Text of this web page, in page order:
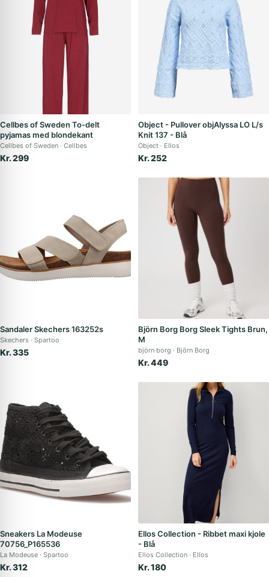
Cellbes of Sweden To-delt
pyjamas med blondekant
Cellbes of Sweden Cellbes
Kr. 299
Object - Pullover objAlyssa LO L/s
Knit 137 - Blå
Object Ellos
Kr. 252
Sandaler Skechers 163252s
Skechers Spartoo
Kr. 335
Björn Borg Borg Sleek Tights Brun,
M
björn borg Björn Borg
Kr. 449
Sneakers La Modeuse
70756_P165536
La Modeuse Spartoo
Kr. 312
Ellos Collection - Ribbet maxi kjole
- Blå
Ellos Collection Ellos
Kr. 180